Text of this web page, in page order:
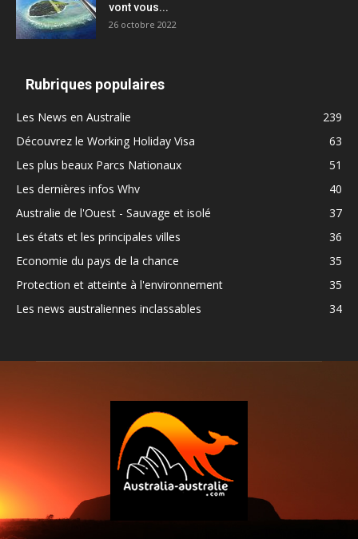
vont vous...
26 octobre 2022
Rubriques populaires
Les News en Australie
239
Découvrez le Working Holiday Visa
63
Les plus beaux Parcs Nationaux
51
Les dernières infos Whv
40
Australie de l'Ouest - Sauvage et isolé
37
Les états et les principales villes
36
Economie du pays de la chance
35
Protection et atteinte à l'environnement
35
Les news australiennes inclassables
34